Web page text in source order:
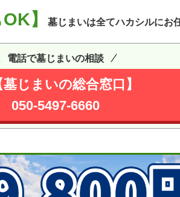
】 墓じまいは全てハカシルにお
電話で墓じまいの相談
墓じまいの総合窓口】
050-5497-6660